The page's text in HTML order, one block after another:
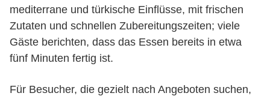
mediterrane und türkische Einflüsse, mit frischen
Zutaten und schnellen Zubereitungszeiten; viele
Gäste berichten, dass das Essen bereits in etwa
fünf Minuten fertig ist.
Für Besucher, die gezielt nach Angeboten suchen,